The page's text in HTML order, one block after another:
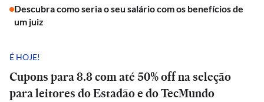
Descubra como seria o seu salário com os benefícios de
um juiz
É HOJE!
Cupons para 8.8 com até 50% off na seleção
para leitores do Estadão e do TecMundo